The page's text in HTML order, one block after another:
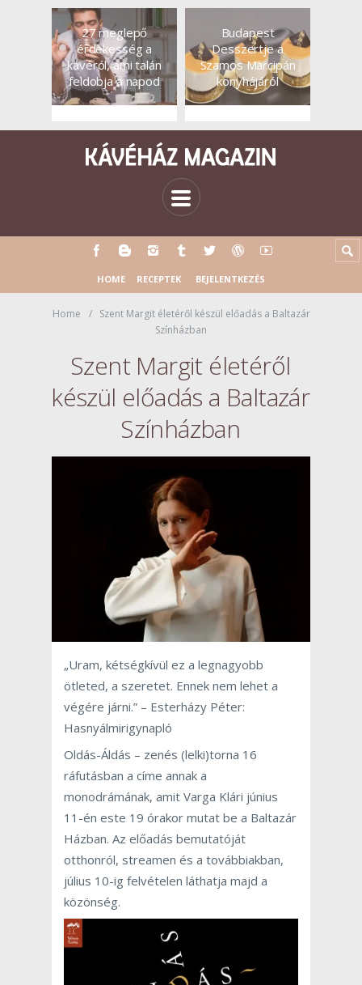
27 meglepő
érdekesség a
kávéról, ami talán
feldobja a napod
Budapest
Desszertje a
Szamos Marcipán
konyhájáról
HOME RECEPTEK BEJELENTKEZÉS
Home
Szent Margit életéről készül előadás a Baltazár
Színházban
Szent Margit életéről
készül előadás a Baltazár
Színházban
„Uram, kétségkívül ez a legnagyobb
ötleted, a szeretet. Ennek nem lehet a
végére járni.” – Esterházy Péter:
Hasnyálmirigynapló
Oldás-Áldás – zenés (lelki)torna 16
ráfutásban a címe annak a
monodrámának, amit Varga Klári június
11-én este 19 órakor mutat be a Baltazár
Házban. Az előadás bemutatóját
otthonról, streamen és a továbbiakban,
július 10-ig felvételen láthatja majd a
közönség.